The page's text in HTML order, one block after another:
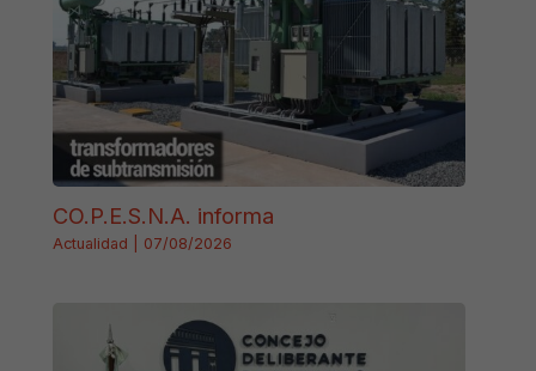
CO.P.E.S.N.A. informa
Actualidad 07/08/2026